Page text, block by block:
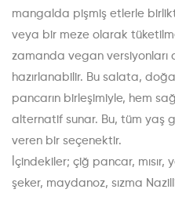
mangalda pişmiş etlerle
veya bir meze olarak
zamanda vegan versiyonları
hazırlanabilir. Bu salata,
pancarın birleşimiyle, hem
alternatif sunar. Bu, tüm yaş
veren bir seçenektir.
İçindekiler; çiğ pancar, mısır,
şeker, maydanoz, sızma